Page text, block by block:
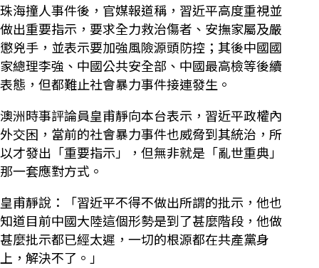
珠海撞人事件後，官媒報道稱，習近平高度重視並
做出重要指示，要求全力救治傷者、安撫家屬及嚴
懲兇手，並表示要加強風險源頭防控；其後中國國
家總理李強、中國公共安全部、中國最高檢等後續
表態，但都難止社會暴力事件接連發生。
澳洲時事評論員皇甫靜向本台表示，習近平政權內
外交困，當前的社會暴力事件也威脅到其統治，所
以才發出「重要指示」，但無非就是「亂世重典」
那一套應對方式。
皇甫靜說：「習近平不得不做出所謂的批示，他也
知道目前中國大陸這個形勢是到了甚麼階段，他做
甚麼批示都已經太遲，一切的根源都在共產黨身
上，解決不了。」